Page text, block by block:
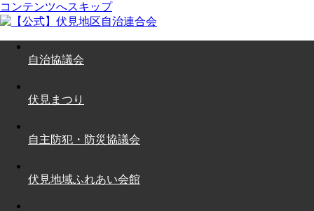
コンテンツへスキップ
自治協議会
伏見まつり
自主防犯・防災協議会
伏見地域ふれあい会館